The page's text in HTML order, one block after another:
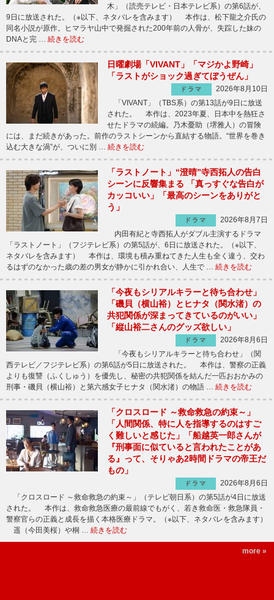
木」（読売テレビ・日本テレビ系）の第6話が、
9日に放送された。（※以下、ネタバレを含みます） 本作は、松下龍之介氏の
同名小説が原作。ヒマラヤ山中で発掘された200年前の人骨が、失踪した妹の
DNAと完 … 続きを読む
日曜劇場「VIVANT」「マジかよ野崎」
「ラストがショック過ぎてぼうぜん」
ドラマ
2026年8月10日
「VIVANT」（TBS系）の第13話が9日に放送
された。 本作は、2023年夏、日本中を熱狂さ
せたドラマの続編。乃木憂助（堺雅人）の冒険
には、まだ続きがあった。前作のラストシーンから直結する物語。“世界を巻き
込む大きな渦”が、ついに別 … 続きを読む
「ラストノート」“澄晴”寺西拓人の告白
シーンに反響集まる 「真っすぐな告白が
カッコいい」「最高のシーンをありがと
う」
ドラマ
2026年8月7日
内田有紀と寺西拓人がダブル主演するドラマ
「ラストノート」（フジテレビ系）の第5話が、6日に放送された。（※以下、
ネタバレを含みます） 本作は、環境も積み重ねてきた人生も全く違う、交わ
るはずのなかった歳の差の男女が静かに引かれ合い、人生で … 続きを読む
「今夜もシリアルキラーと待ち合わせ」
「磯貝（横山裕）とヒナタ（関水渚）の
共犯関係が深まってきているのがいい」
「縦山裕二さんのグッズ欲しい」
ドラマ
2026年8月6日
「今夜もシリアルキラーと待ち合わせ」（関
西テレビ／フジテレビ系）の第6話が5日に放送された。 本作は、警察の正義
よりも復讐（ふくしゅう）を優先し、秘密の共犯関係を結んだ一匹おおかみの
刑事・磯貝（横山裕）と第六感女子ヒナタ（関水渚）の物語 … 続きを読む
「クロスロード ～救命救急の約束～」
「人間関係、特に人を指導するのはすご
く難しいと感じた」「船越英一郎さんが
『刑事面に似ていると言われたことがあ
る』って、そりゃあ2時間ドラマの帝王だ
もの」
ドラマ
2026年8月6日
「クロスロード ～救命救急の約束～」（テレビ朝日系）の第5話が4日に放送
された。 本作は、救命救急医療の最前線でもがく、若き救命医・救急隊員・
警察官らの正義と成長を描く本格医療ドラマ。（※以下、ネタバレを含みます）
遥（今田美桜）や桐 … 続きを読む
more »